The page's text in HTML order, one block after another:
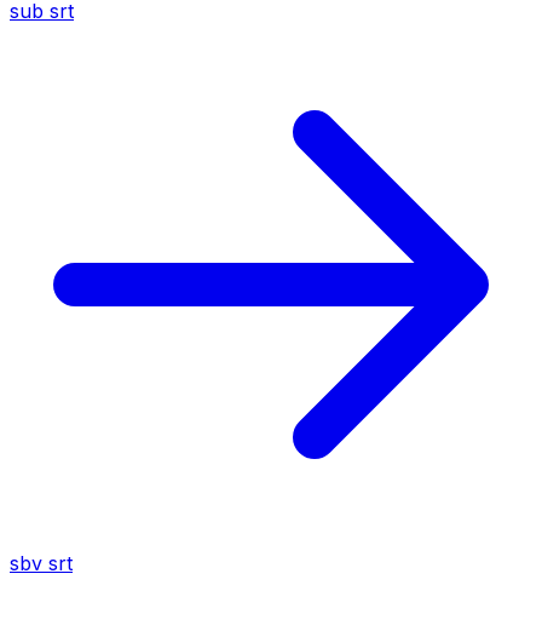
sub srt
sbv srt